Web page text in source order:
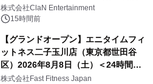
開催決定！！
株式会社ClaN Entertainment
15時間前
【グランドオープン】エニタイムフィ
ットネス二子玉川店（東京都世田谷
区）2026年8月8日（土）＜24時間年
中無休のフィットネスジム＞
株式会社Fast Fitness Japan